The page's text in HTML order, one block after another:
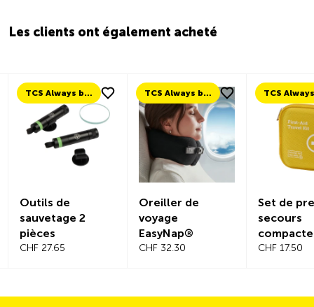
Les clients ont également acheté
TCS Always by my side
Outils de
sauvetage 2
pièces
CHF 27.65
TCS Always by my side
Oreiller de
voyage
EasyNap®
CHF 32.30
Set de
secours
voyage
CHF 17.50